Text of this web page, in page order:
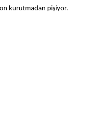
kurutmadan pişiyor.